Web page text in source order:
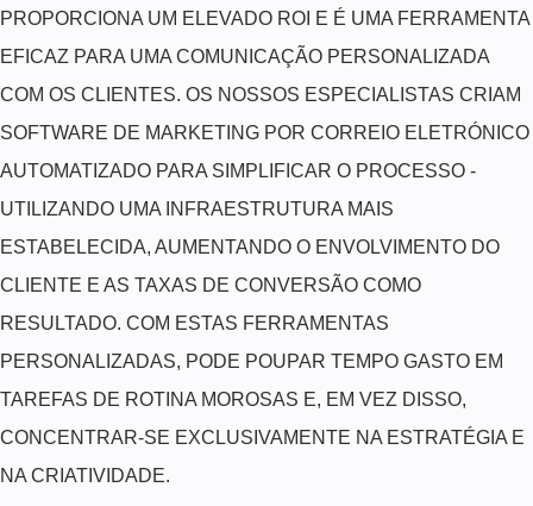
PROPORCIONA UM ELEVADO ROI E É UMA FERRAMENTA
EFICAZ PARA UMA COMUNICAÇÃO PERSONALIZADA
COM OS CLIENTES. OS NOSSOS ESPECIALISTAS CRIAM
SOFTWARE DE MARKETING POR CORREIO ELETRÓNICO
AUTOMATIZADO PARA SIMPLIFICAR O PROCESSO -
UTILIZANDO UMA INFRAESTRUTURA MAIS
ESTABELECIDA, AUMENTANDO O ENVOLVIMENTO DO
CLIENTE E AS TAXAS DE CONVERSÃO COMO
RESULTADO. COM ESTAS FERRAMENTAS
PERSONALIZADAS, PODE POUPAR TEMPO GASTO EM
TAREFAS DE ROTINA MOROSAS E, EM VEZ DISSO,
CONCENTRAR-SE EXCLUSIVAMENTE NA ESTRATÉGIA E
NA CRIATIVIDADE.